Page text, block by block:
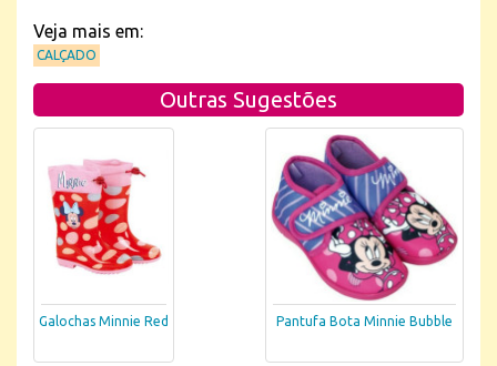
Veja mais em:
CALÇADO
Outras Sugestões
Galochas Minnie Red Pantufa Bota Minnie Bubble